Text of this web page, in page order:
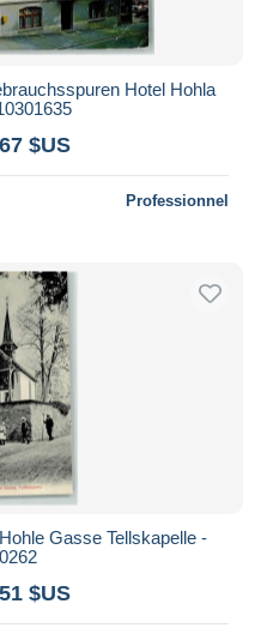
Hotel Hohla
$US
Professionnel
Gasse Tellskapelle -
$US